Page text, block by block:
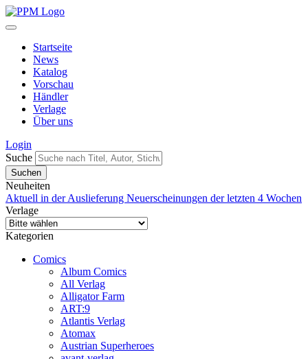
Startseite
News
Katalog
Vorschau
Händler
Verlage
Über uns
Login
Suche
Neuheiten
Aktuell in der Auslieferung Neuerscheinungen der letzten 4 Wochen
Verlage
Kategorien
Comics
Album Comics
All Verlag
Alligator Farm
ART:9
Atlantis Verlag
Atomax
Austrian Superheroes